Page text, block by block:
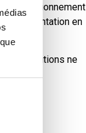
fonctionnement
réglementation en
solutions ne